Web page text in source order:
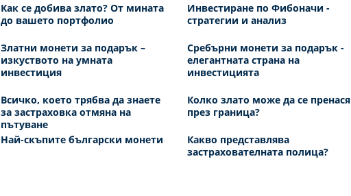
Как се добива злато? От мината
до вашето портфолио
Инвестиране по Фибоначи -
стратегии и анализ
Златни монети за подарък –
изкуството на умната
инвестиция
Сребърни монети за подарък -
елегантната страна на
инвестицията
Всичко, което трябва да знаете
за застраховка отмяна на
пътуване
Колко злато може да се пренася
през граница?
Най-скъпите български монети
Какво представлява
застрахователната полица?